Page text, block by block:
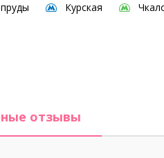
Курская
отзывы